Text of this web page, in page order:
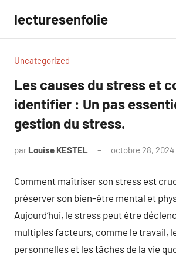
contenu
lecturesenfolie
Uncategorized
Les causes du stress et
identifier : Un pas
gestion du stress.
par Louise KESTEL octobre 28, 2024
Comment maîtriser son stress est
préserver son bien-être mental et
Aujourd’hui, le stress peut être
multiples facteurs, comme le travail,
personnelles et les tâches de la vie